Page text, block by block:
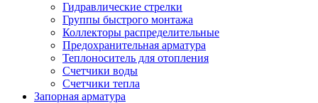
Гидравлические стрелки
Группы быстрого монтажа
Коллекторы распределительные
Предохранительная арматура
Теплоноситель для отопления
Счетчики воды
Счетчики тепла
Запорная арматура